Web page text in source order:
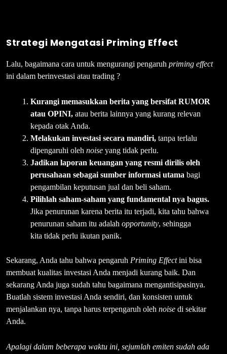
Strategi Mengatasi Priming Effect
Lalu, bagaimana cara untuk mengurangi pengaruh priming effect
ini dalam berinvestasi atau trading ?
Kurangi memasukkan berita yang bersifat RUMOR
atau OPINI, atau berita lainnya yang kurang relevan
kepada otak Anda.
Melakukan investasi secara mandiri, tanpa terlalu
dipengaruhi oleh noise yang tidak perlu.
Jadikan laporan keuangan yang resmi dirilis oleh
perusahaan sebagai sumber informasi utama bagi
pengambilan keputusan jual dan beli saham.
Pilihlah saham-saham yang fundamental nya bagus.
Jika penurunan karena berita itu terjadi, kita tahu bahwa
penurunan saham itu adalah opportunity, sehingga
kita tidak perlu ikutan panik.
Sekarang, Anda tahu bahwa pengaruh Priming Effectini bisa
membuat kualitas investasi Anda menjadi kurang baik. Dan
sekarang Anda juga sudah tahu bagaimana mengantisipasinya.
Buatlah sistem investasi Anda sendiri, dan konsisten untuk
menjalankan nya, tanpa harus terpengaruh oleh noise di sekitar
Anda.
Apalagi dalam beberapa waktu ini, sejumlah emiten sudah ada